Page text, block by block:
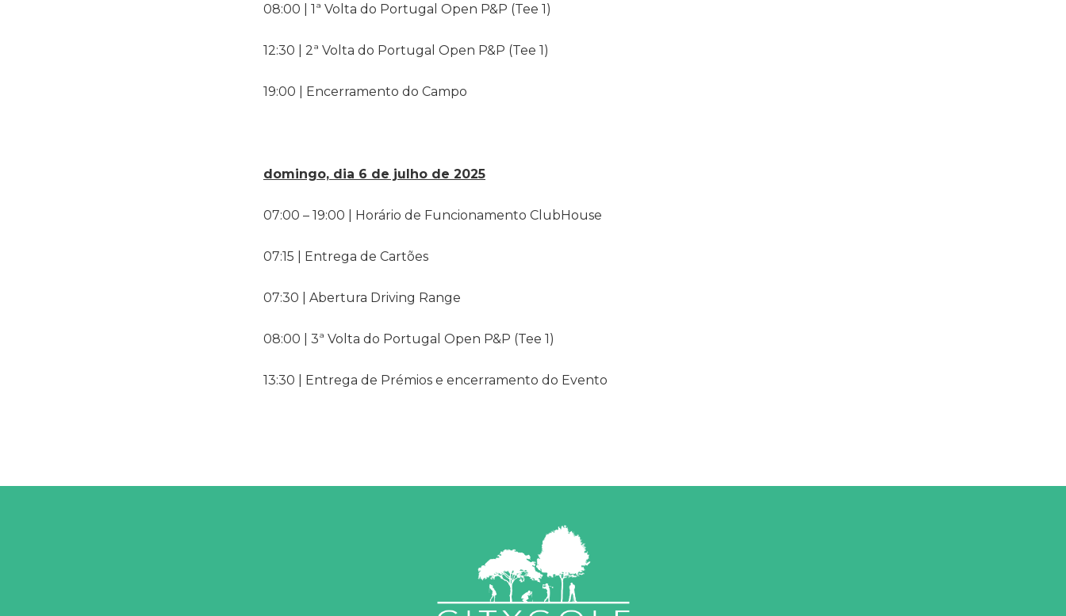
08:00 | 1ª Volta do Portugal Open P&P (Tee 1)
12:30 | 2ª Volta do Portugal Open P&P (Tee 1)
19:00 | Encerramento do Campo
domingo, dia 6 de julho de 2025
07:00 – 19:00 | Horário de Funcionamento ClubHouse
07:15 | Entrega de Cartões
07:30 | Abertura Driving Range
08:00 | 3ª Volta do Portugal Open P&P (Tee 1)
13:30 | Entrega de Prémios e encerramento do Evento